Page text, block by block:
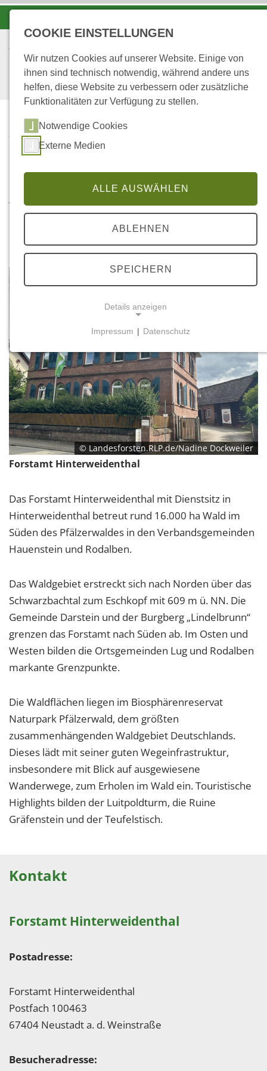
STARTSEITE
FORSTAMT
Willkommen im Forstamt
Hinterweidenthal
© Landesforsten.RLP.de/Nadine Dockweiler
Forstamt Hinterweidenthal
Das Forstamt Hinterweidenthal mit Dienstsitz in
Hinterweidenthal betreut rund 16.000 ha Wald im
Süden des Pfälzerwaldes in den Verbandsgemeinden
Hauenstein und Rodalben.
Das Waldgebiet erstreckt sich nach Norden über das
Schwarzbachtal zum Eschkopf mit 609 m ü. NN. Die
Gemeinde Darstein und der Burgberg „Lindelbrunn“
grenzen das Forstamt nach Süden ab. Im Osten und
Westen bilden die Ortsgemeinden Lug und Rodalben
markante Grenzpunkte.
Die Waldflächen liegen im Biosphärenreservat
Naturpark Pfälzerwald, dem größten
zusammenhängenden Waldgebiet Deutschlands.
Dieses lädt mit seiner guten Wegeinfrastruktur,
insbesondere mit Blick auf ausgewiesene
Wanderwege, zum Erholen im Wald ein. Touristische
Highlights bilden der Luitpoldturm, die Ruine
Gräfenstein und der Teufelstisch.
Kontakt
Forstamt Hinterweidenthal
Postadresse:
Forstamt Hinterweidenthal
Postfach 100463
67404 Neustadt a. d. Weinstraße
Besucheradresse:
COOKIE EINSTELLUNGEN
Wir nutzen Cookies auf unserer Website. Einige von
ihnen sind technisch notwendig, während andere uns
helfen, diese Website zu verbessern oder zusätzliche
Funktionalitäten zur Verfügung zu stellen.
Notwendige Cookies
Externe Medien
ALLE AUSWÄHLEN
ABLEHNEN
SPEICHERN
Details anzeigen
Notwendige Cookies ermöglichen grundlegende
Funktionen und sind für die einwandfreie Funktion
der Website erforderlich.
Einverständnis-Cookie
Name:
cookie_consent
Einverständnis-Optionen des Benutzers
1 Jahr
EXTERNE MEDIEN
Um Inhalte von Videoplattformen und Social Media
Plattformen anzeigen zu können, werden von
diesen externen Medien Cookies gesetzt.
Vimeo
Impressum | Datenschutz